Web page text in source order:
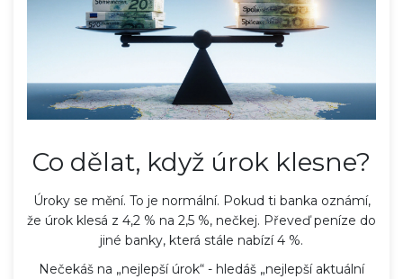
Co dělat, když úrok klesne?
Úroky se mění. To je normální. Pokud ti banka oznámí,
že úrok klesá z 4,2 % na 2,5 %, nečkej. Převeď peníze do
jiné banky, která stále nabízí 4 %.
Nečekáš na „nejlepší úrok“ - hledáš „nejlepší aktuální